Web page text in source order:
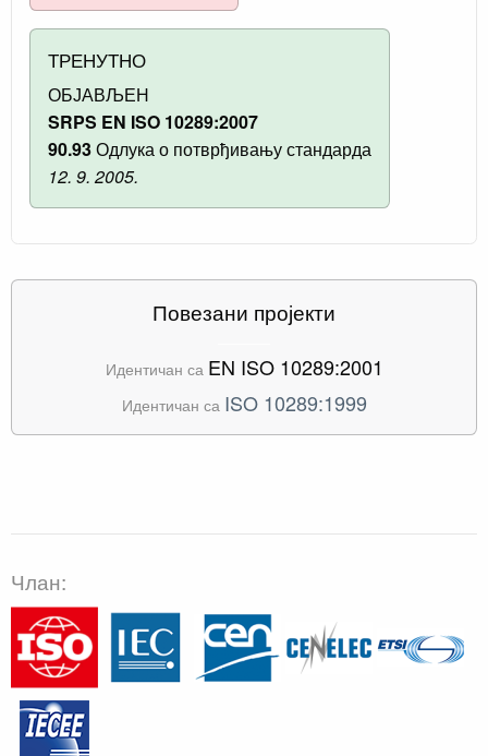
ТРЕНУТНО
ОБЈАВЉЕН
SRPS EN ISO 10289:2007
90.93Одлука о потврђивању стандарда
12. 9. 2005.
Повезани пројекти
Идентичан са EN ISO 10289:2001
Идентичан са ISO 10289:1999
Члан: